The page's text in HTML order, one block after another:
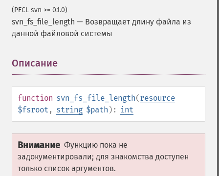
(PECL svn >= 0.1.0)
svn_fs_file_length — Возвращает длину файла из
данной файловой системы
Описание
function svn_fs_file_length(resource
$fsroot , string $path ): int
Внимание Функцию пока не
задокументировали; для знакомства доступен
только список аргументов.